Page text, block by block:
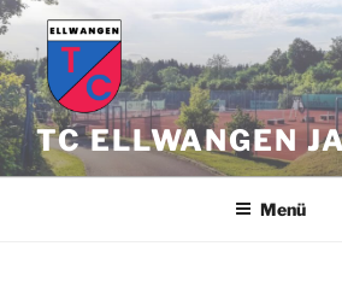
Zum
Inhalt
springen
TC ELLWANGEN
Menü